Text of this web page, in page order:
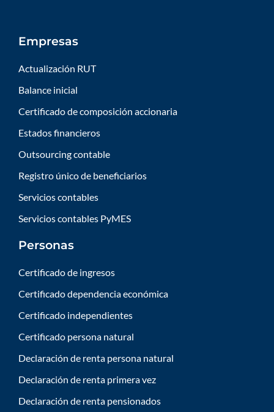
Empresas
Actualización RUT
Balance inicial
Certificado de composición accionaria
Estados financieros
Outsourcing contable
Registro único de beneficiarios
Servicios contables
Servicios contables PyMES
Personas
Certificado de ingresos
Certificado dependencia económica
Certificado independientes
Certificado persona natural
Declaración de renta persona natural
Declaración de renta primera vez
Declaración de renta pensionados